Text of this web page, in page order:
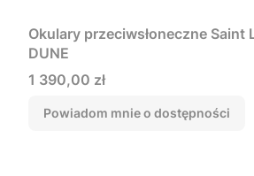
Okulary przeciwsłoneczne Saint
DUNE
Cena
1 390,00 zł
Powiadom mnie o dostępności